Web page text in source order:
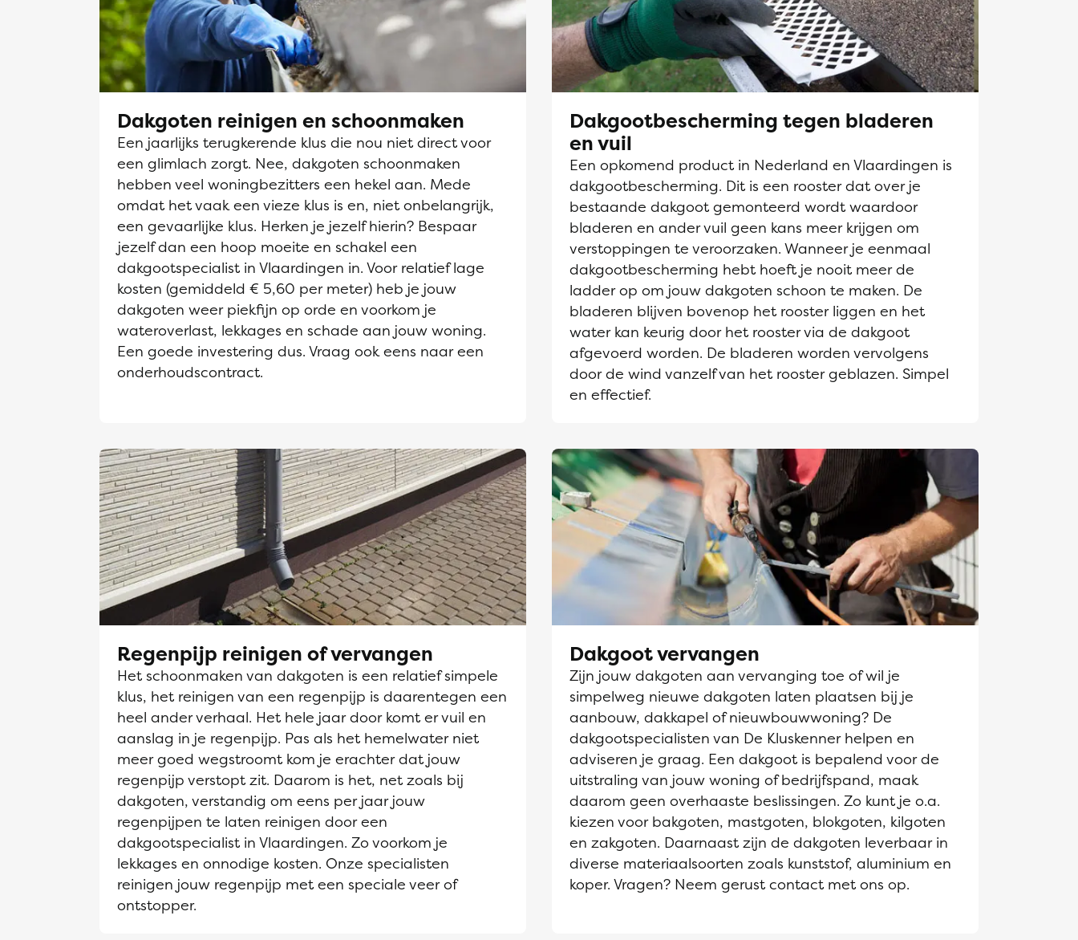
Dakgoten reinigen en schoonmaken
Een jaarlijks terugkerende klus die nou niet direct voor
een glimlach zorgt. Nee, dakgoten schoonmaken
hebben veel woningbezitters een hekel aan. Mede
omdat het vaak een vieze klus is en, niet onbelangrijk,
een gevaarlijke klus. Herken je jezelf hierin? Bespaar
jezelf dan een hoop moeite en schakel een
dakgootspecialist in Vlaardingen in. Voor relatief lage
kosten (gemiddeld € 5,60 per meter) heb je jouw
dakgoten weer piekfijn op orde en voorkom je
wateroverlast, lekkages en schade aan jouw woning.
Een goede investering dus. Vraag ook eens naar een
onderhoudscontract.
Dakgootbescherming tegen bladeren
en vuil
Een opkomend product in Nederland en Vlaardingen is
dakgootbescherming. Dit is een rooster dat over je
bestaande dakgoot gemonteerd wordt waardoor
bladeren en ander vuil geen kans meer krijgen om
verstoppingen te veroorzaken. Wanneer je eenmaal
dakgootbescherming hebt hoeft je nooit meer de
ladder op om jouw dakgoten schoon te maken. De
bladeren blijven bovenop het rooster liggen en het
water kan keurig door het rooster via de dakgoot
afgevoerd worden. De bladeren worden vervolgens
door de wind vanzelf van het rooster geblazen. Simpel
en effectief.
Regenpijp reinigen of vervangen
Het schoonmaken van dakgoten is een relatief simpele
klus, het reinigen van een regenpijp is daarentegen een
heel ander verhaal. Het hele jaar door komt er vuil en
aanslag in je regenpijp. Pas als het hemelwater niet
meer goed wegstroomt kom je erachter dat jouw
regenpijp verstopt zit. Daarom is het, net zoals bij
dakgoten, verstandig om eens per jaar jouw
regenpijpen te laten reinigen door een
dakgootspecialist in Vlaardingen. Zo voorkom je
lekkages en onnodige kosten. Onze specialisten
reinigen jouw regenpijp met een speciale veer of
ontstopper.
Dakgoot vervangen
Zijn jouw dakgoten aan vervanging toe of wil je
simpelweg nieuwe dakgoten laten plaatsen bij je
aanbouw, dakkapel of nieuwbouwwoning? De
dakgootspecialisten van De Kluskenner helpen en
adviseren je graag. Een dakgoot is bepalend voor de
uitstraling van jouw woning of bedrijfspand, maak
daarom geen overhaaste beslissingen. Zo kunt je o.a.
kiezen voor bakgoten, mastgoten, blokgoten, kilgoten
en zakgoten. Daarnaast zijn de dakgoten leverbaar in
diverse materiaalsoorten zoals kunststof, aluminium en
koper. Vragen? Neem gerust contact met ons op.